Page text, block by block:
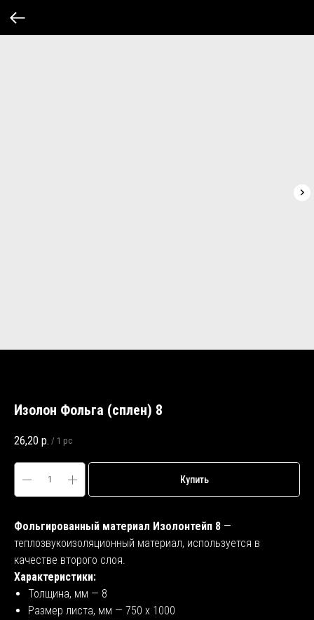
Изолон Фольга (сплен) 8
26,20 р. / 1 pc
Купить
Фольгированный материал Изолонтейп 8 —
теплозвукоизоляционный материал, используется в
качестве второго слоя.
Характеристики:
Толщина, мм — 8
Размер листа, мм — 750 х 1000